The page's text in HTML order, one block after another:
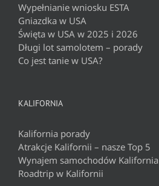
Wypełnianie wniosku ESTA
Gniazdka w USA
Święta w USA w 2025 i 2026
Długi lot samolotem – porady
Co jest tanie w USA?
KALIFORNIA
Kalifornia porady
Atrakcje Kalifornii – nasze Top 5
Wynajem samochodów Kalifornia
Roadtrip w Kalifornii